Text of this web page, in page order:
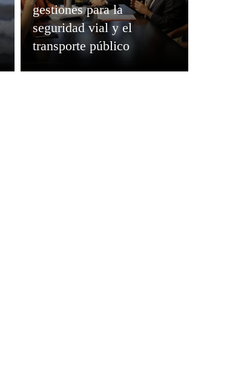
gestiones para la
seguridad vial y el
transporte público